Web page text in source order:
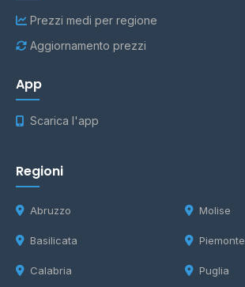
Prezzi medi per regione
Aggiornamento prezzi
App
Scarica l'app
Regioni
Abruzzo
Basilicata
Calabria
Molise
Piemonte
Puglia